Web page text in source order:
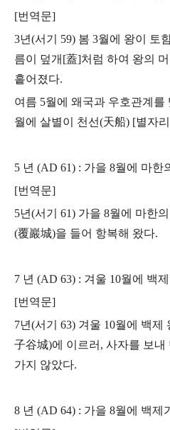
[번역문]
3년(서기 59) 봄 3월에 왕이 토
름이 덮개[蓋]처럼 하여 왕의
흩어졌다.
여름 5월에 왜국과 우호관계를
월에 살별이 천선(天船) [별자
5 년 (AD 61) : 가을 8월에 마한
[번역문]
5년(서기 61) 가을 8월에 마한
(覆巖城)을 들어 항복해 왔다.
7 년 (AD 63) : 겨울 10월에 백
[번역문]
7년(서기 63) 겨울 10월에 백
子谷城)에 이르러, 사자를 보
가지 않았다.
8 년 (AD 64) : 가을 8월에 백제